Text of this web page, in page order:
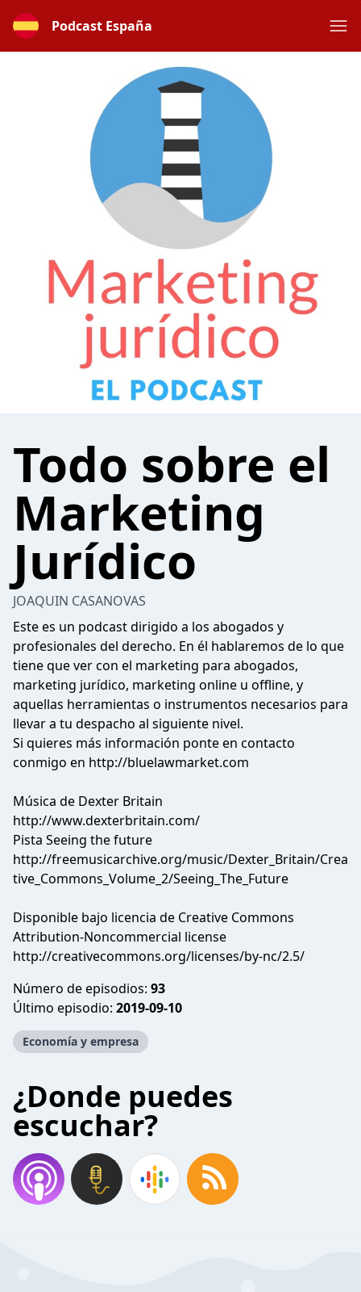
Podcast España
Todo sobre el
Marketing
Jurídico
JOAQUIN CASANOVAS
Este es un podcast dirigido a los abogados y
profesionales del derecho. En él hablaremos de lo que
tiene que ver con el marketing para abogados,
marketing jurídico, marketing online u offline, y
aquellas herramientas o instrumentos necesarios para
llevar a tu despacho al siguiente nivel.
Si quieres más información ponte en contacto
conmigo en http://bluelawmarket.com
Música de Dexter Britain
http://www.dexterbritain.com/
Pista Seeing the future
http://freemusicarchive.org/music/Dexter_Britain/Crea
tive_Commons_Volume_2/Seeing_The_Future
Disponible bajo licencia de Creative Commons
Attribution-Noncommercial license
http://creativecommons.org/licenses/by-nc/2.5/
Número de episodios: 93
Último episodio: 2019-09-10
Economía y empresa
¿Donde puedes
escuchar?